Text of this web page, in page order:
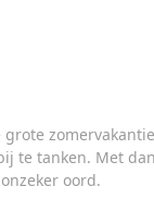
grote
te tanken. Met
oord.